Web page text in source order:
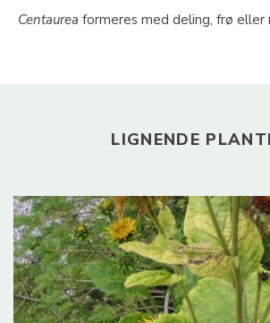
Centaurea formeres med deling, frø eller
LIGNENDE